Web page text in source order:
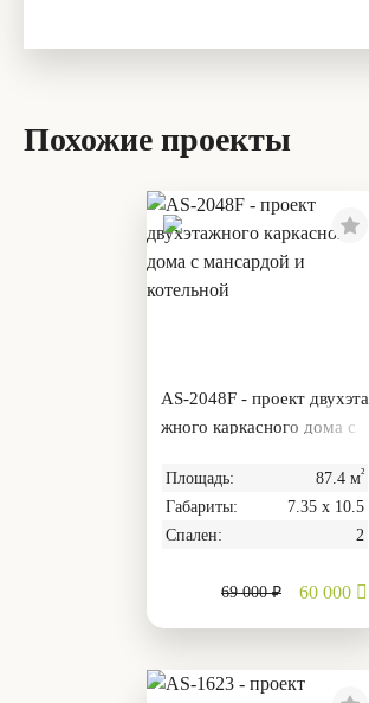
Похожие проекты
AS-2048F - проект двухэта
жного каркасного дома с
Площадь: 87.4 м²
Габариты:
7.35 х 10.5
Спален:
2
69 000 ₽ 60 000